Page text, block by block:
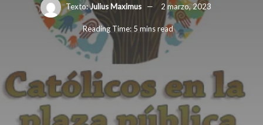
Texto:Julius Maximus 2 marzo, 2023
Reading Time: 5 mins read